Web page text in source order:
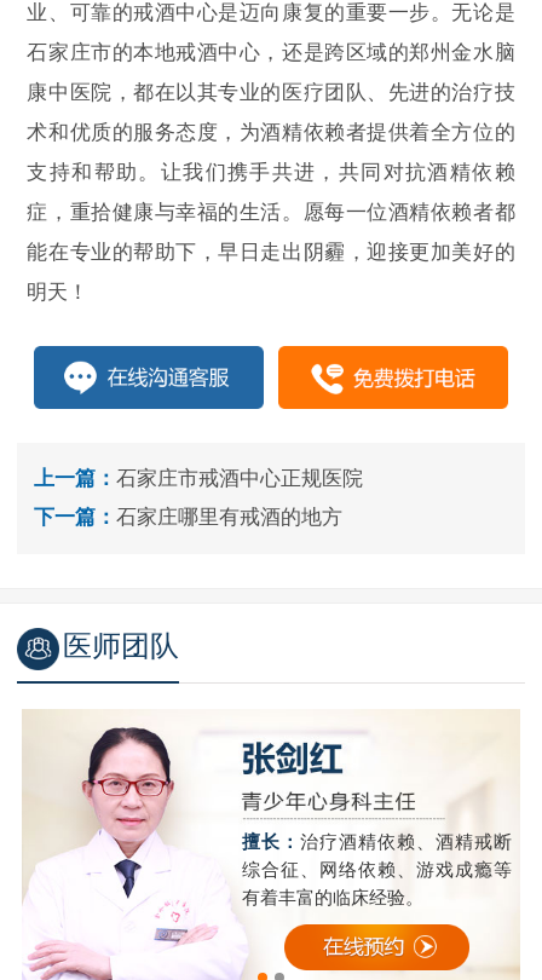
业、可靠的戒酒中心是迈向康复的重要一步。无论是
石家庄市的本地戒酒中心，还是跨区域的郑州金水脑
康中医院，都在以其专业的医疗团队、先进的治疗技
术和优质的服务态度，为酒精依赖者提供着全方位的
支持和帮助。让我们携手共进，共同对抗酒精依赖
症，重拾健康与幸福的生活。愿每一位酒精依赖者都
能在专业的帮助下，早日走出阴霾，迎接更加美好的
明天！
上一篇： 石家庄市戒酒中心正规医院
下一篇： 石家庄哪里有戒酒的地方
医师团队
擅长：治疗酒精依赖、酒精戒断
综合征、网络依赖、游戏成瘾等
有着丰富的临床经验。